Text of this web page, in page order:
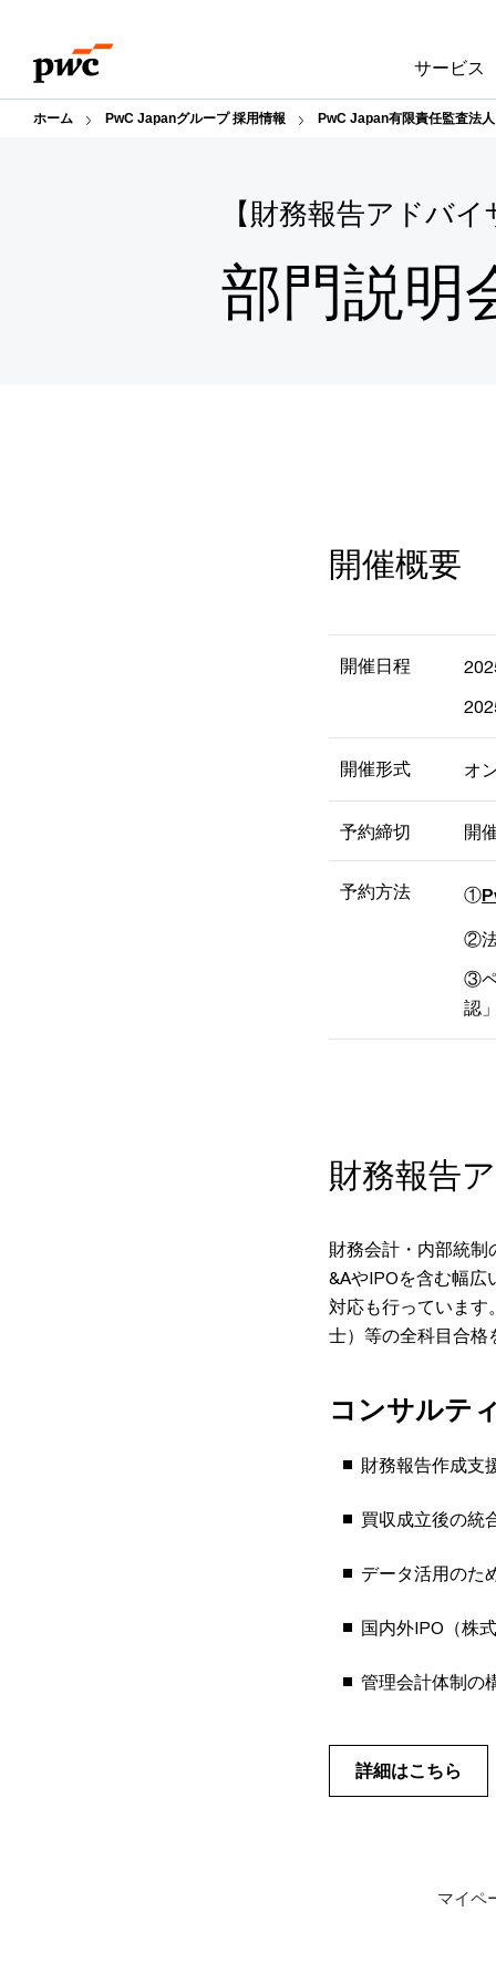
content
footer
サービス
ホーム PwC Japanグループ 採用情報 PwC Japan有限責任監査法
【財務報告アドバ
部門説明
開催概要
開催日程
開催形式 オ
予約締切 開
予約方法 ①
②法
③ペ
認
財務報告
財務会計・内部統制
&AやIPOを含む幅広
対応も行っています
士）等の全科目合格
コンサルテ
財務報告作成支
買収成立後の統
データ活用のた
国内外IPO（株
管理会計体制の
詳細はこちら
マイペ